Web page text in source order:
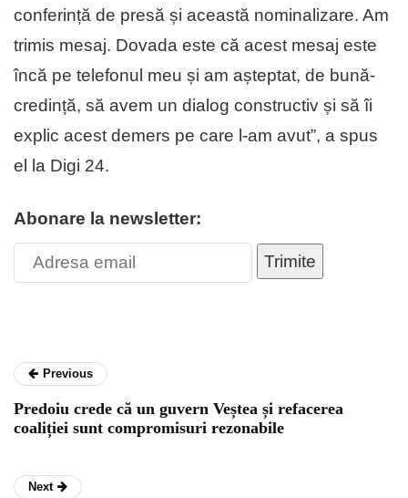
conferință de presă și această nominalizare. Am
trimis mesaj. Dovada este că acest mesaj este
încă pe telefonul meu și am așteptat, de bună-
credință, să avem un dialog constructiv și să îi
explic acest demers pe care l-am avut”, a spus
el la Digi 24.
Abonare la newsletter:
Trimite
Previous
Predoiu crede că un guvern Veștea și refacerea
coaliției sunt compromisuri rezonabile
Next